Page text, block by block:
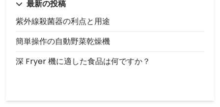
最新の投稿
紫外線殺菌器の利点と用途
簡単操作の自動野菜乾燥機
深 Fryer 機に適した食品は何ですか？